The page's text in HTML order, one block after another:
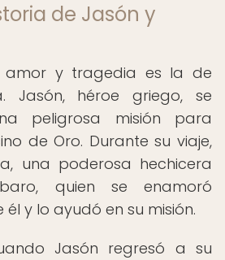
de Jasón y
amor y tragedia es la de
Jasón, héroe griego, se
peligrosa misión para
de Oro. Durante su viaje,
una poderosa hechicera
quien se enamoró
y lo ayudó en su misión.
Jasón regresó a su